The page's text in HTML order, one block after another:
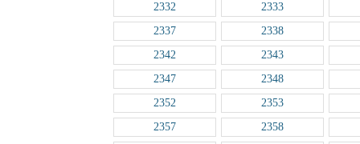
2332
2333
2337
2338
2342
2343
2347
2348
2352
2353
2357
2358